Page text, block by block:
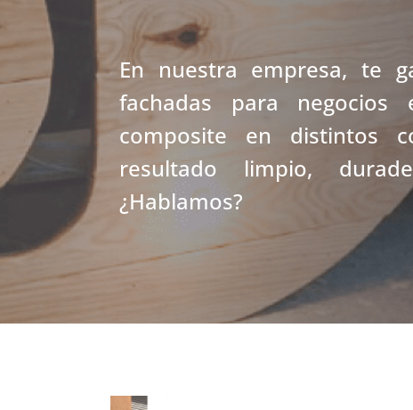
En nuestra empresa, te
fachadas para
composite en distintos
resultado limpio,
¿Hablamos?